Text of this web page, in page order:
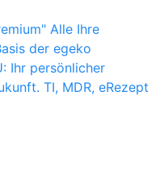
Alle Ihre
der egeko
Ihr persönlicher
TI, MDR, eRezept